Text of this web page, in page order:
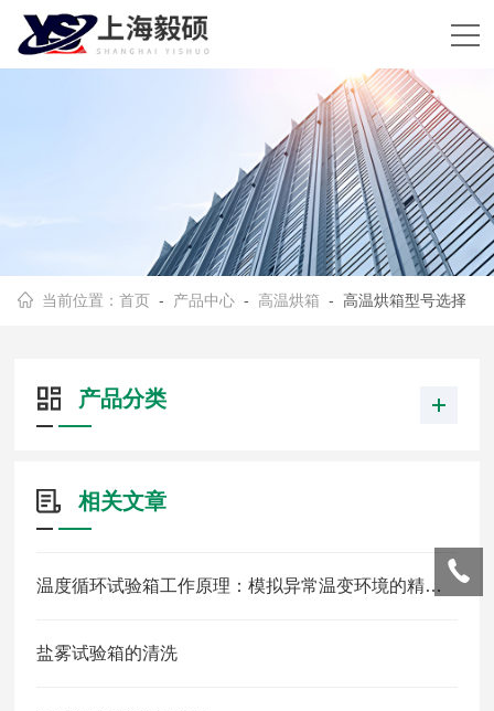
当前位置：首页 - 产品中心 - 高温烘箱 - 高温烘箱型号选择
产品分类
相关文章
温度循环试验箱工作原理：模拟异常温变环境的精密控制
盐雾试验箱的清洗